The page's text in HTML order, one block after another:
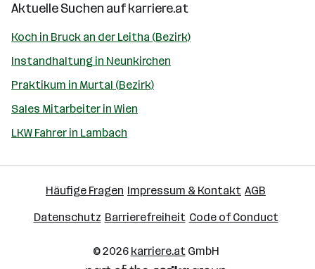
Aktuelle Suchen aufkarriere.at
Koch in Bruck an der Leitha (Bezirk)
Instandhaltung in Neunkirchen
Praktikum in Murtal (Bezirk)
Sales Mitarbeiter in Wien
LKW Fahrer in Lambach
Häufige Fragen Impressum & Kontakt AGB
Datenschutz Barrierefreiheit Code of Conduct
© 2026 karriere.atGmbH